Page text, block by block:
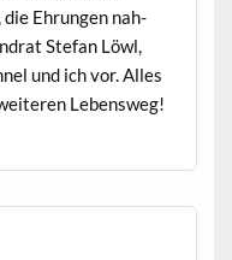
Ehrun­gen nah­
Ste­fan Löwl,
und ich vor. Alles
Lebensweg!